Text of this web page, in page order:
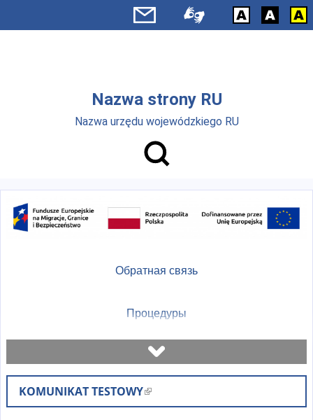
Перейти к основному содержанию
Nazwa strony RU
Nazwa urzędu wojewódzkiego RU
Обратная связь
Процедуры
Назначить встречу
Проверьте статус дела
KOMUNIKAT TESTOWY(
в